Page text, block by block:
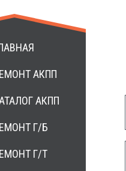
3984172
АКПП
АКПП
Г/Б
Г/Т